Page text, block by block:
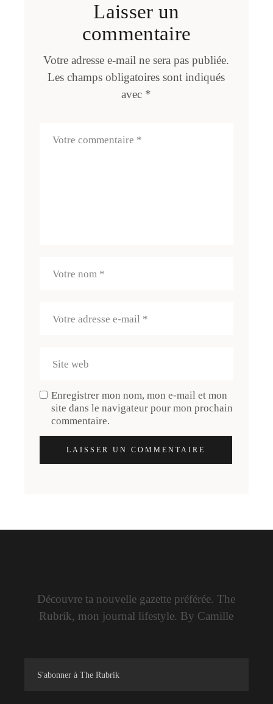
Laisser un
commentaire
Votre adresse e-mail ne sera pas publiée.
Les champs obligatoires sont indiqués
avec *
Enregistrer mon nom, mon e-mail et mon
site dans le navigateur pour mon prochain
commentaire.
LAISSER UN COMMENTAIRE
Découvre ta nouvelle gazette préférée. The
Rubrik, mon journal lifestyle. By Camille